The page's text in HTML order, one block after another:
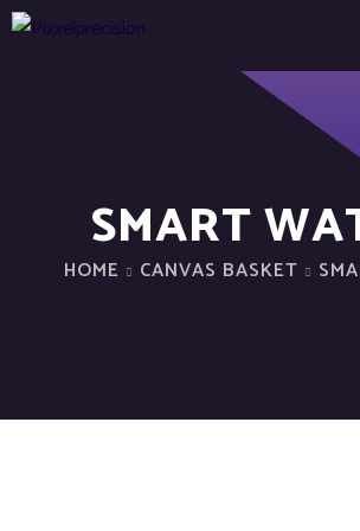
SMART
HOME CANVAS BASKET